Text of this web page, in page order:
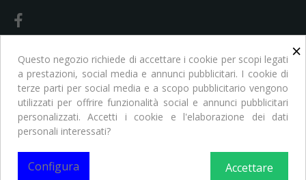
Copyright © Libreria Scientifica Ragni. Tutti i Diritti Riservati
×
Questo negozio richiede di accettare i cookie per scopi legati
a prestazioni, social media e annunci pubblicitari. I cookie di
terze parti per social media e a scopo pubblicitario vengono
utilizzati per offrire funzionalità social e annunci pubblicitari
personalizzati. Accetti i cookie e l'elaborazione dei dati
personali interessati?
Accettare
Configura